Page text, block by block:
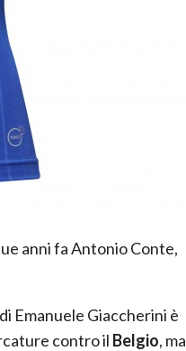
anni fa Antonio Conte,
Emanuele Giaccherini è
contro il Belgio, ma